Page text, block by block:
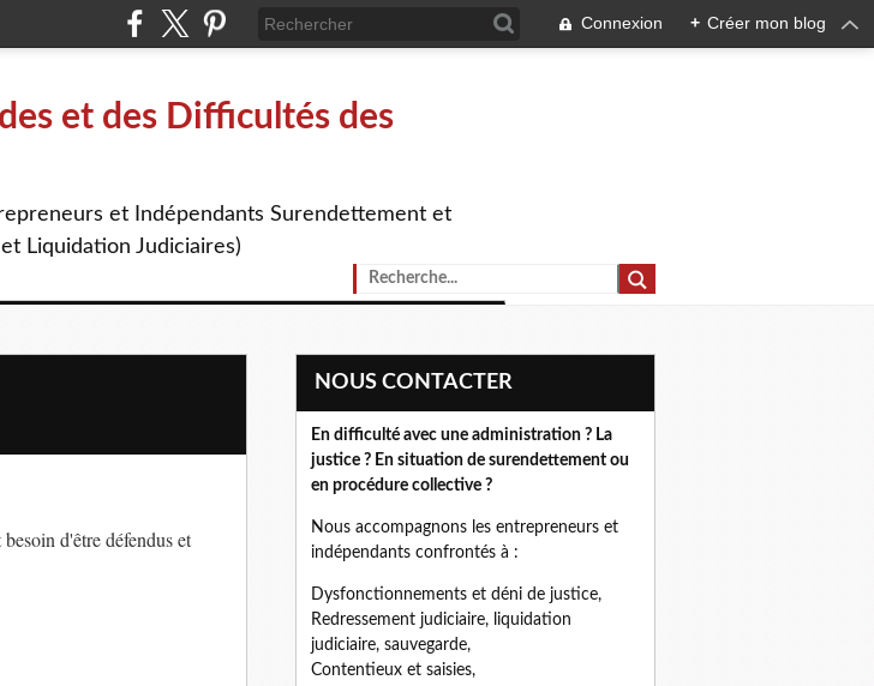
Connexion + Créer mon blog
et des Difficultés des
et Indépendants Surendettement et
Liquidation Judiciaires)
besoin d'être défendus et
NOUS CONTACTER
En difficulté avec une administration ? La
justice ? En situation de surendettement ou
en procédure collective ?
Nous accompagnons les entrepreneurs et
indépendants confrontés à :
Dysfonctionnements et déni de justice,
Redressement judiciaire, liquidation
judiciaire, sauvegarde,
Contentieux et saisies,